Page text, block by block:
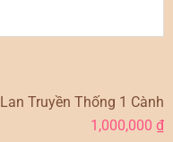
Lan Truyền Thống 1 Cành
1,000,000₫